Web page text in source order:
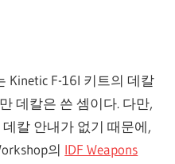
Kinetic F-16I 키트의 데칼
데칼은 쓴 셈이다. 다만,
칼 안내가 없기 때문에,
의 IDF Weapons